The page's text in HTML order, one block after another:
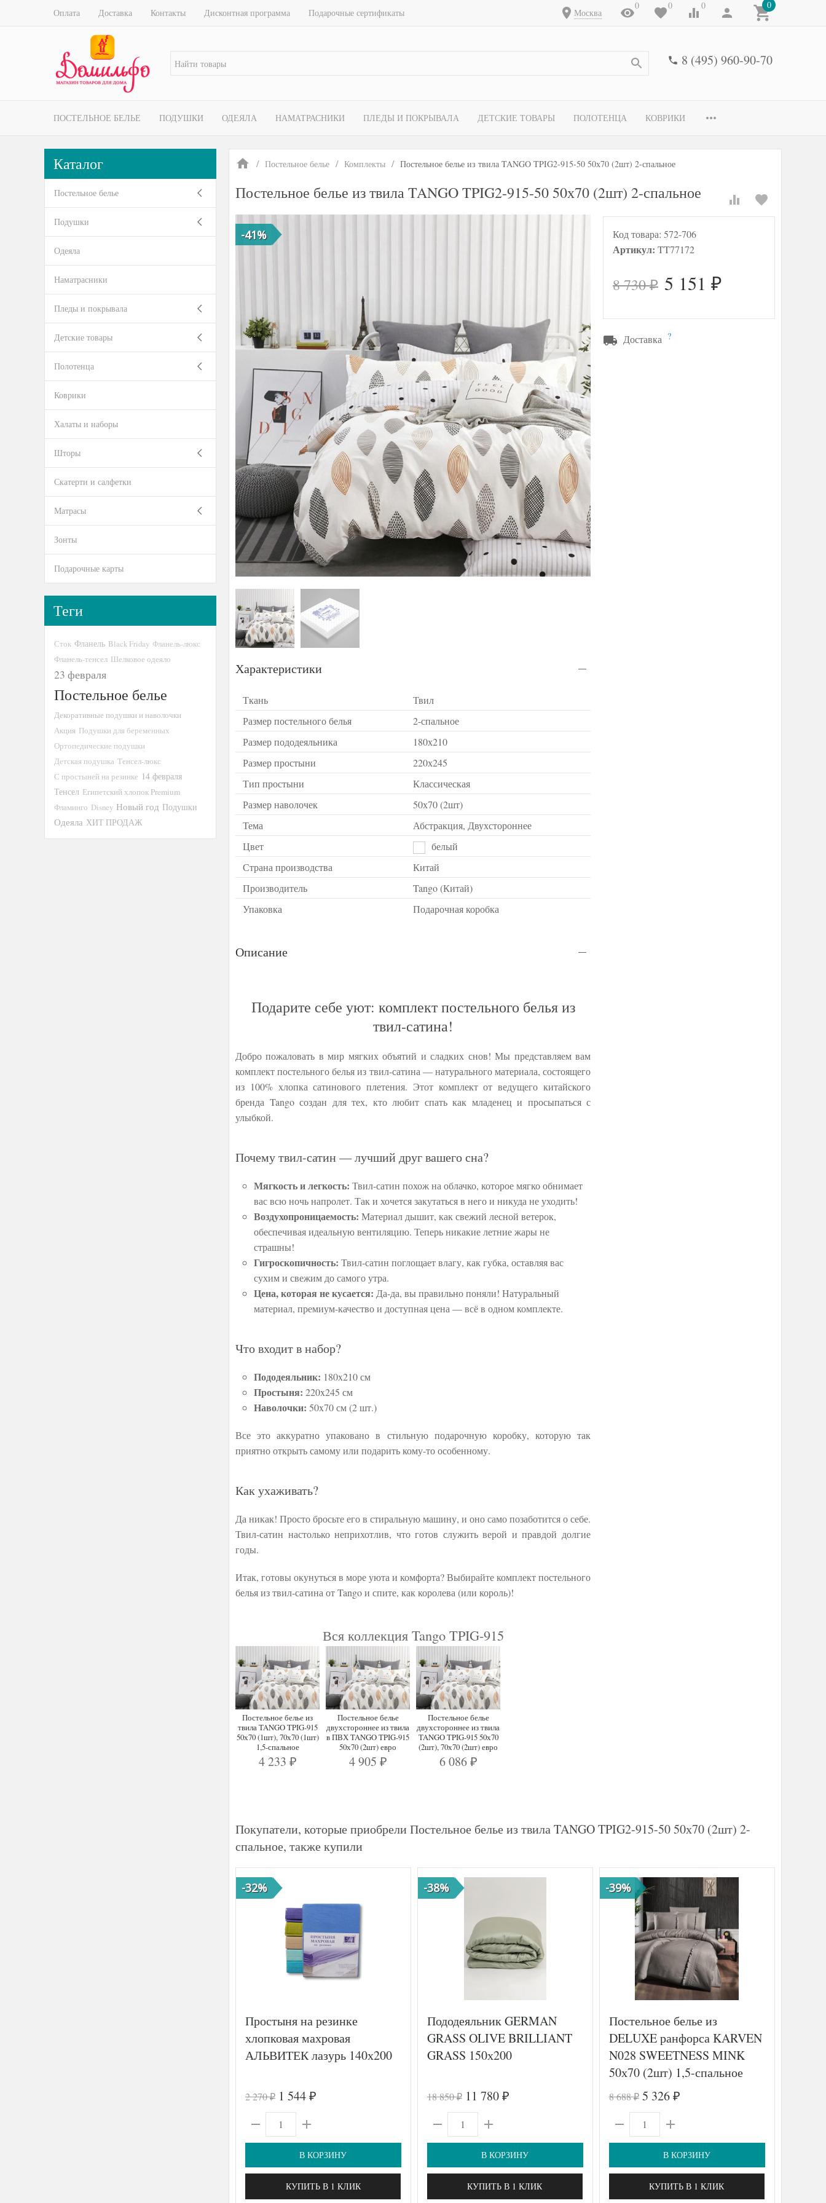
Оплата Доставка Контакты Дисконтная программа Подарочные сертификаты Москва
0 0 0 0
8 (495) 960-90-70
ПОСТЕЛЬНОЕ БЕЛЬЕ ПОДУШКИ ОДЕЯЛА НАМАТРАСНИКИ ПЛЕДЫ И ПОКРЫВАЛА ДЕТСКИЕ ТОВАРЫ ПОЛОТЕНЦА КОВРИКИ
Постельное белье Комплекты Постельное белье из твила TANGO TPIG2-915-50 50х70 (2шт) 2-спальное
Постельное белье из твила TANGO TPIG2-915-50 50х70 (2шт) 2-спальное
-41% Код товара: 572-706
Артикул: TT77172
8 730₽ 5 151 ₽
Доставка ?
Характеристики
Ткань
Твил
Размер постельного белья
2-спальное
Размер пододеяльника
180х210
Размер простыни
220х245
Тип простыни
Классическая
Размер наволочек
50х70 (2шт)
Тема
Абстракция, Двухстороннее
Цвет
белый
Страна производства
Китай
Производитель
Tango (Китай)
Упаковка
Подарочная коробка
Описание
Подарите себе уют: комплект постельного белья из
твил-сатина!
Добро пожаловать в мир мягких объятий и сладких снов! Мы представляем вам
комплект постельного белья из твил-сатина — натурального материала, состоящего
из 100% хлопка сатинового плетения. Этот комплект от ведущего китайского
бренда Tango создан для тех, кто любит спать как младенец и просыпаться с
улыбкой.
Почему твил-сатин — лучший друг вашего сна?
Мягкость и легкость: Твил-сатин похож на облачко, которое мягко обнимает
вас всю ночь напролет. Так и хочется закутаться в него и никуда не уходить!
Воздухопроницаемость: Материал дышит, как свежий лесной ветерок,
обеспечивая идеальную вентиляцию. Теперь никакие летние жары не
страшны!
Гигроскопичность: Твил-сатин поглощает влагу, как губка, оставляя вас
сухим и свежим до самого утра.
Цена, которая не кусается: Да-да, вы правильно поняли! Натуральный
материал, премиум-качество и доступная цена — всё в одном комплекте.
Что входит в набор?
Пододеяльник: 180x210 см
Простыня: 220x245 см
Наволочки: 50x70 см (2 шт.)
Все это аккуратно упаковано в стильную подарочную коробку, которую так
приятно открыть самому или подарить кому-то особенному.
Как ухаживать?
Да никак! Просто бросьте его в стиральную машину, и оно само позаботится о себе.
Твил-сатин настолько неприхотлив, что готов служить верой и правдой долгие
годы.
Итак, готовы окунуться в море уюта и комфорта? Выбирайте комплект постельного
белья из твил-сатина от Tango и спите, как королева (или король)!
Вся коллекция Tango TPIG-915
Постельное белье из
твила TANGO TPIG-915
50х70 (1шт), 70х70 (1шт)
1,5-спальное
4 233 ₽
Постельное белье
двухстороннее из твила
в ПВХ TANGO TPIG-915
50х70 (2шт) евро
4 905 ₽
Постельное белье
двухстороннее из твила
TANGO TPIG-915 50х70
(2шт), 70х70 (2шт) евро
6 086 ₽
Покупатели, которые приобрели Постельное белье из твила TANGO TPIG2-915-50 50х70 (2шт) 2-
спальное, также купили
-32%
Простыня на резинке
хлопковая махровая
АЛЬВИТЕК лазурь 140х200
2 270₽ 1 544 ₽
В КОРЗИНУ
КУПИТЬ В 1 КЛИК
-38%
Пододеяльник GERMAN
GRASS OLIVE BRILLIANT
GRASS 150х200
18 850₽ 11 780 ₽
В КОРЗИНУ
КУПИТЬ В 1 КЛИК
-39%
Постельное белье из
DELUXE ранфорса KARVEN
N028 SWEETNESS MINK
50х70 (2шт) 1,5-спальное
8 688₽ 5 326 ₽
В КОРЗИНУ
КУПИТЬ В 1 КЛИК
Каталог
Постельное белье
Подушки
Одеяла
Наматрасники
Пледы и покрывала
Детские товары
Полотенца
Коврики
Халаты и наборы
Шторы
Скатерти и салфетки
Матрасы
Зонты
Подарочные карты
Теги
Сток Фланель Black Friday Фланель-люкс
Фланель-тенсел Шелковое одеяло
23 февраля
Постельное белье
Декоративные подушки и наволочки
Акция Подушки для беременных
Ортопедические подушки
Детская подушка Тенсел-люкс
С простыней на резинке 14 февраля
Тенсел Египетский хлопок Premium
Фламинго Disney Новый год Подушки
Одеяла ХИТ ПРОДАЖ